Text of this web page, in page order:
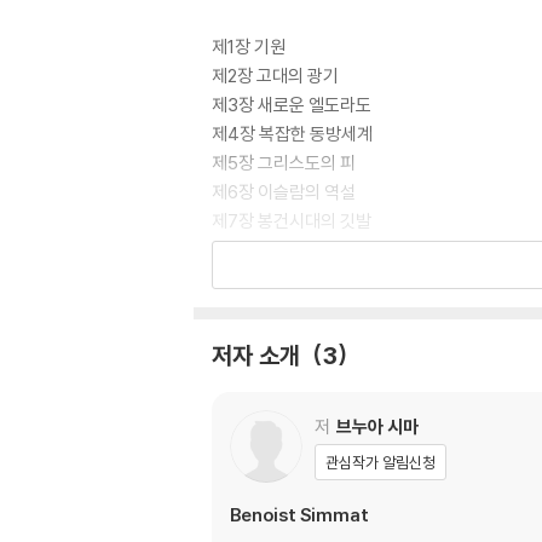
제1장 기원
제2장 고대의 광기
제3장 새로운 엘도라도
제4장 복잡한 동방세계
제5장 그리스도의 피
제6장 이슬람의 역설
제7장 봉건시대의 깃발
제8장 위대한 발견들
저자 소개 3
저 브누아 시마
관심작가 알림신청
Benoist Simmat